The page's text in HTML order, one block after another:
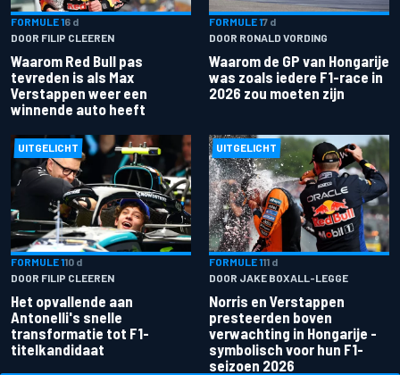
FORMULE 16 d
DOOR FILIP CLEEREN
Waarom Red Bull pas
tevreden is als Max
Verstappen weer een
winnende auto heeft
FORMULE 17 d
DOOR RONALD VORDING
Waarom de GP van Hongarije
was zoals iedere F1-race in
2026 zou moeten zijn
UITGELICHT
FORMULE 110 d
DOOR FILIP CLEEREN
Het opvallende aan
Antonelli's snelle
transformatie tot F1-
titelkandidaat
UITGELICHT
FORMULE 111 d
DOOR JAKE BOXALL-LEGGE
Norris en Verstappen
presteerden boven
verwachting in Hongarije -
symbolisch voor hun F1-
seizoen 2026